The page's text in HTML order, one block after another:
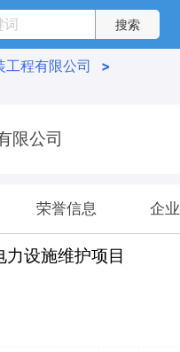
工程有限公司
>
限公司
荣誉信息 企
设施维护项目